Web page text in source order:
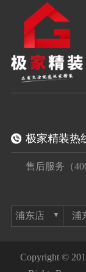
极家精装热
售后服务（
浦
Copyright ©